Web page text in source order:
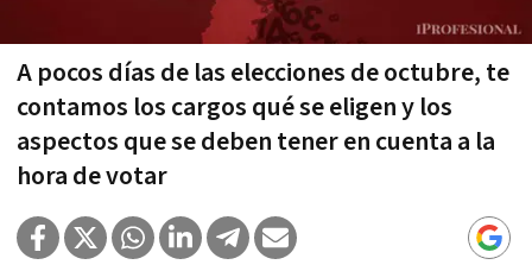
A pocos días de las elecciones de octubre, te
contamos los cargos qué se eligen y los
aspectos que se deben tener en cuenta a la
hora de votar